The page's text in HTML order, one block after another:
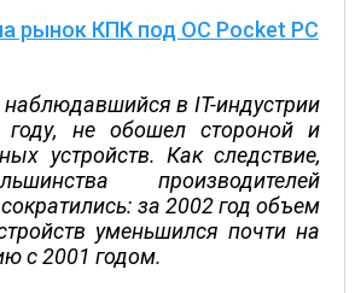
рынок КПК под ОС Pocket PC
в IT-индустрии
не обошел стороной и
устройств. Как следствие,
производителей
за 2002 год объем
уменьшился почти на
с 2001 годом.